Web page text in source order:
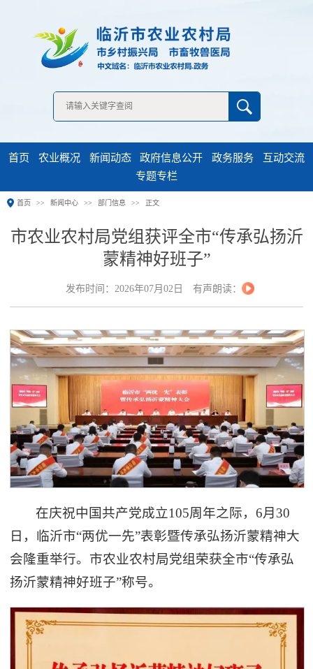
首页 农业概况 新闻动态 政府信息公开 政务服务
互动交流
专题专栏
首页 新闻中心 部门信息 正文
市农业农村局党组获评全市“传承弘扬沂
蒙精神好班子”
发布时间：2026年07月02日 有声朗读：
在庆祝中国共产党成立105周年之际，6月30
日，临沂市“两优一先”表彰暨传承弘扬沂蒙精神大
会隆重举行。市农业农村局党组荣获全市“传承弘
扬沂蒙精神好班子”称号。